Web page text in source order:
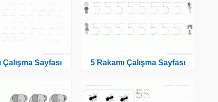
Çalışma Sayfası 5 Rakamı Çalışma Sayfası